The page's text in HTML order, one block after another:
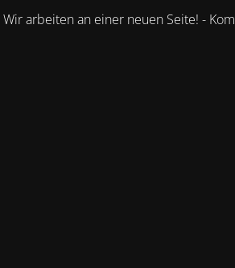
Wir arbeiten an einer neuen Seite! -